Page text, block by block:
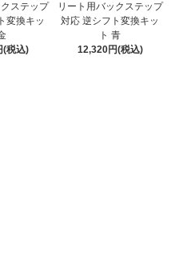
ステップ
変換キッ
(税込)
リート用バックステップ
対応 逆シフト変換キッ
ト 青
12,320円(税込)